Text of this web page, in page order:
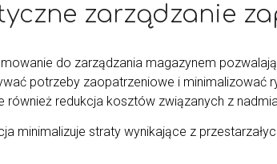
zarządzanie
do zarządzania magazynem
potrzeby zaopatrzeniowe i minimalizować
również redukcja kosztów związanych z
minimalizuje straty wynikające z